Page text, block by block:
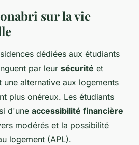
sur la vie
dédiées aux étudiants
par leur sécurité et
une alternative aux logements
plus onéreux. Les étudiants
d'une accessibilité financière
modérés et la possibilité
logement (APL).